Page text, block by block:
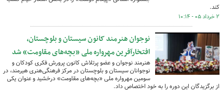
کند.
۲ خرداد ۰۵ - ۱۰:۱۴
نوجوان هنرمند کانون سیستان و بلوچستان،
افتخارآفرین مهرواره ملی «بچه‌های مقاومت» شد
هنرمند نوجوان و عضو پرتلاش کانون پرورش فکری کودکان و
نوجوانان سیستان و بلوچستان در مرکز فرهنگی‌هنری هیرمند، در
سومین مهرواره ملی «بچه‌های مقاومت» درخشید و عنوان یکی
از برگزیدگان این دوره را به خود اختصاص داد.